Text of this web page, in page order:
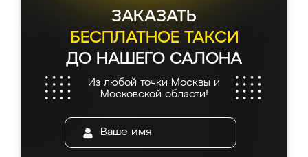
ЗАКАЗАТЬ
БЕСПЛАТНОЕ ТАКСИ
ДО НАШЕГО САЛОНА
Из любой точки Москвы и
Московской области!